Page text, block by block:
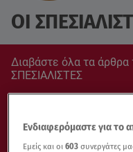
ΟΙ
Διαβάστε όλα τα άρθρα
ΣΠΕΣΙΑΛΙΣΤΕΣ
Ενδιαφερόμαστε για το
Εμείς και οι603 συνεργάτες